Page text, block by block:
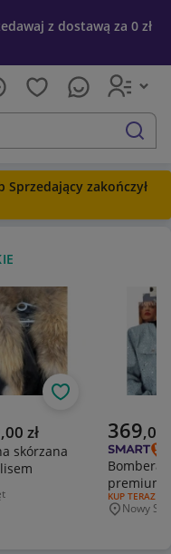
z dostawą za 0 zł
szukaj
zakończył
,00 zł
skórzana
Obserwuj
Aktualna
369,00
Bombera
premium
RODZAJ
KUP TERAZ
Nowy